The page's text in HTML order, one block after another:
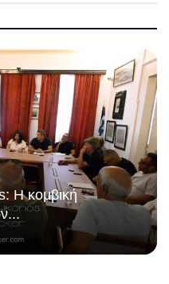
Η κομβική